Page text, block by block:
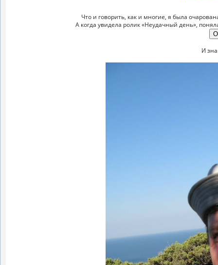
Что и говорить, как и многие, я была
А когда увидела ролик «Неудачный день»,
И